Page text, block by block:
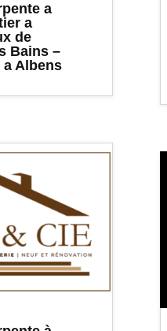
a
a
de
Bains –
Albens